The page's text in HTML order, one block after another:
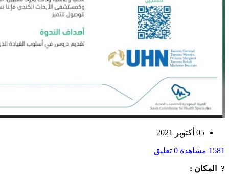
05 أكتوبر 2021
1581 مشاهدة 0 تعليق
? ‏‎المكان :